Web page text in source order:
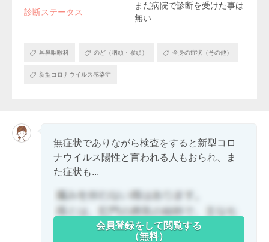
診断ステータス
まだ病院で診断を受けた事は
無い
耳鼻咽喉科 のど（咽頭・喉頭） 全身の症状（その他）
新型コロナウイルス感染症
無症状でありながら検査をすると新型コロ
ナウイルス陽性と言われる人もおられ、ま
た症状も...
会員登録をして閲覧する
（無料）